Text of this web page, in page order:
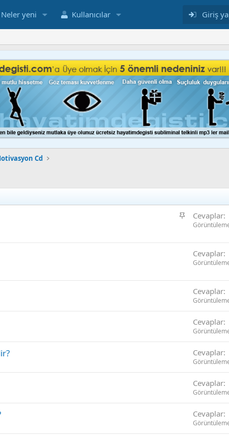
Neler yeni Kullanıcılar Giriş
Cd
S
Cevaplar
Cevaplar
Cevaplar
Cevaplar
Cevaplar
Cevaplar
Cevaplar